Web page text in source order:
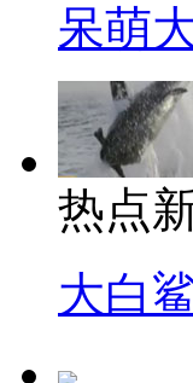
呆萌
热点
大白